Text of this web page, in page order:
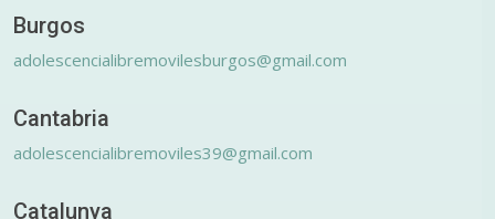
Burgos
adolescencialibremovilesburgos@gmail.com
Cantabria
adolescencialibremoviles39@gmail.com
Catalunya